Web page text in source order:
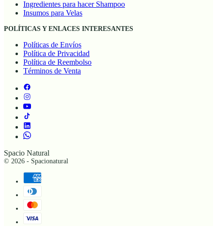
Ingredientes para hacer Shampoo
Insumos para Velas
POLÍTICAS Y ENLACES INTERESANTES
Políticas de Envíos
Política de Privacidad
Política de Reembolso
Términos de Venta
Spacio Natural
© 2026 - Spacionatural